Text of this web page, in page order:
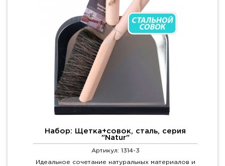
Набор: Щетка+совок, сталь, серия
"Natur"
Артикул: 1314-3
Идеальное сочетание натуральных материалов и